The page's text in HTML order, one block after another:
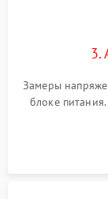
3.
Замеры
блоке
помощью